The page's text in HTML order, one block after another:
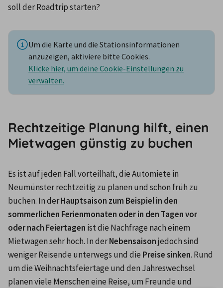
soll der Roadtrip starten?
Um die Karte und die Stationsinformationen
anzuzeigen, aktiviere bitte Cookies.
Klicke hier, um deine Cookie-Einstellungen zu
verwalten.
Rechtzeitige Planung hilft, einen
Mietwagen günstig zu buchen
Es ist auf jeden Fall vorteilhaft, die Automiete in
Neumünster rechtzeitig zu planen und schon früh zu
buchen. In der Hauptsaison zum Beispiel in den
sommerlichen Ferienmonaten oder in den Tagen vor
oder nach Feiertagen ist die Nachfrage nach einem
Mietwagen sehr hoch. In der Nebensaison jedoch sind
weniger Reisende unterwegs und die Preise sinken. Rund
um die Weihnachtsfeiertage und den Jahreswechsel
planen viele Menschen eine Reise, um Freunde und